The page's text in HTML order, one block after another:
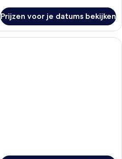
Prijzen voor je datums bekijken
Een moderne hotelkamer met een